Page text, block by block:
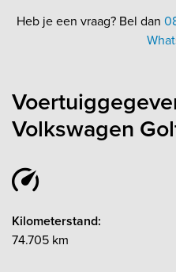
Heb je een vraag? Bel dan
Volkswagen
Kilometerstand:
74.705 km